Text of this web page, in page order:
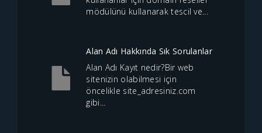
mödülünü kullanarak tescil ve...
Alan Adı Hakkında Sık Sorulanlar
Alan Adı Kayıt nedir?Bir web
sitenizin olabilmesi için
öncelikle site_adresiniz.com
gibi...